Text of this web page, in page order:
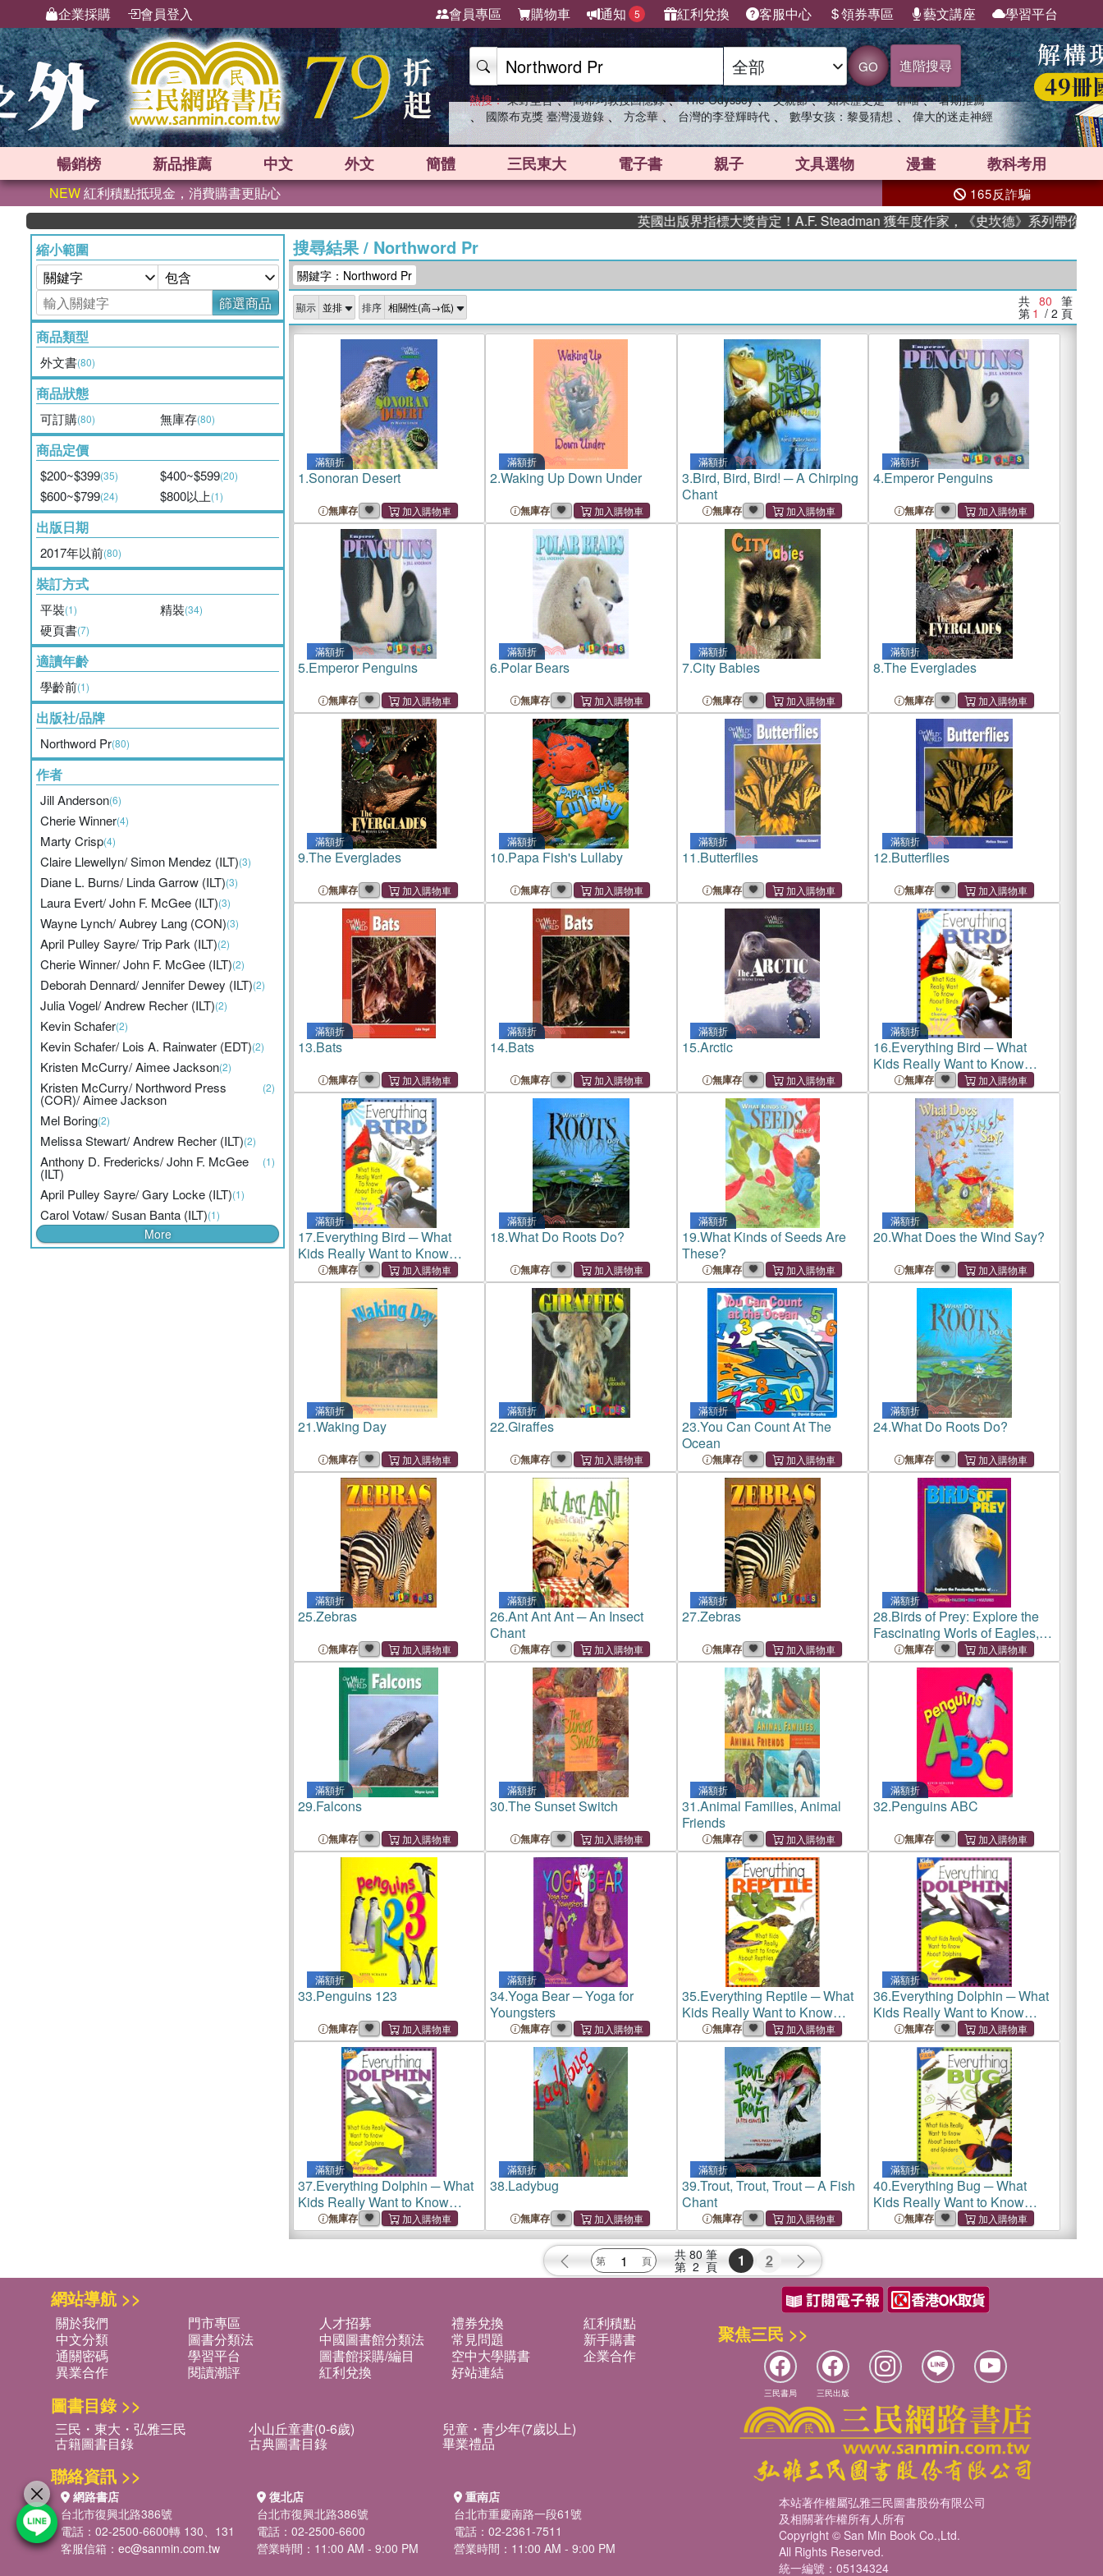
企業採購 會員登入 會員專區 購物車 通知 5 紅利兌換 客服中心 領券專區 藝文講座 學習平台
GO 進階搜尋
熱搜： 東野圭吾 、 高希均教授回憶錄 、 The Odyssey 、 父親節 、 如果歷史是一群喵 、 暑期推薦
、 國際布克獎 臺灣漫遊錄 、 方念華 、 台灣的李登輝時代 、 數學女孩：黎曼猜想 、 偉大的迷走神經
暢銷榜 新品推薦 中文 外文 簡體 三民東大 電子書 親子 文具選物 漫畫 教科考用
NEW紅利積點抵現金，消費購書更貼心 165反詐騙
英國出版界指標大獎肯定！A.F. Steadman 獲年度作家，《史坎德》系列帶你踏上熱血奇幻
縮小範圍
篩選商品
商品類型
外文書(80)
商品狀態
可訂購(80) 無庫存(80)
商品定價
$200~$399(35) $400~$599(20)
$600~$799(24) $800以上(1)
出版日期
2017年以前(80)
裝訂方式
平裝(1) 精裝(34)
硬頁書(7)
適讀年齡
學齡前(1)
出版社/品牌
Northword Pr(80)
作者
Jill Anderson(6)
Cherie Winner(4)
Marty Crisp(4)
Claire Llewellyn/ Simon Mendez (ILT)(3)
Diane L. Burns/ Linda Garrow (ILT)(3)
Laura Evert/ John F. McGee (ILT)(3)
Wayne Lynch/ Aubrey Lang (CON)(3)
April Pulley Sayre/ Trip Park (ILT)(2)
Cherie Winner/ John F. McGee (ILT)(2)
Deborah Dennard/ Jennifer Dewey (ILT)(2)
Julia Vogel/ Andrew Recher (ILT)(2)
Kevin Schafer(2)
Kevin Schafer/ Lois A. Rainwater (EDT)(2)
Kristen McCurry/ Aimee Jackson(2)
Kristen McCurry/ Northword Press
(COR)/ Aimee Jackson
(2)
Mel Boring(2)
Melissa Stewart/ Andrew Recher (ILT)(2)
Anthony D. Fredericks/ John F. McGee
(ILT)
(1)
April Pulley Sayre/ Gary Locke (ILT)(1)
Carol Votaw/ Susan Banta (ILT)(1)
More
搜尋結果/ Northword Pr
關鍵字：Northword Pr
顯示 排序 共 80 筆
第 1 / 2 頁
滿額折
1.Sonoran Desert
無庫存
滿額折
2.Waking Up Down Under
無庫存
滿額折
3.Bird, Bird, Bird! ─ A Chirping
Chant
無庫存
滿額折
4.Emperor Penguins
無庫存
滿額折
5.Emperor Penguins
無庫存
滿額折
6.Polar Bears
無庫存
滿額折
7.City Babies
無庫存
滿額折
8.The Everglades
無庫存
滿額折
9.The Everglades
無庫存
滿額折
10.Papa Fish's Lullaby
無庫存
滿額折
11.Butterflies
無庫存
滿額折
12.Butterflies
無庫存
滿額折
13.Bats
無庫存
滿額折
14.Bats
無庫存
滿額折
15.Arctic
無庫存
滿額折
16.Everything Bird ─ What
Kids Really Want to Know
About Birds
無庫存
滿額折
17.Everything Bird ─ What
Kids Really Want to Know
About Birds
無庫存
滿額折
18.What Do Roots Do?
無庫存
滿額折
19.What Kinds of Seeds Are
These?
無庫存
滿額折
20.What Does the Wind Say?
無庫存
滿額折
21.Waking Day
無庫存
滿額折
22.Giraffes
無庫存
滿額折
23.You Can Count At The
Ocean
無庫存
滿額折
24.What Do Roots Do?
無庫存
滿額折
25.Zebras
無庫存
滿額折
26.Ant Ant Ant ─ An Insect
Chant
無庫存
滿額折
27.Zebras
無庫存
滿額折
28.Birds of Prey: Explore the
Fascinating Worls of Eagles,
Falcons, Owls, Vultures
無庫存
滿額折
29.Falcons
無庫存
滿額折
30.The Sunset Switch
無庫存
滿額折
31.Animal Families, Animal
Friends
無庫存
滿額折
32.Penguins ABC
無庫存
滿額折
33.Penguins 123
無庫存
滿額折
34.Yoga Bear ─ Yoga for
Youngsters
無庫存
35.Everything Reptile ─ What
Kids Really Want to Know
About Reptiles
無庫存
滿額折
36.Everything Dolphin ─ What
Kids Really Want to Know
About Dolphins
無庫存
滿額折
37.Everything Dolphin ─ What
Kids Really Want to Know
About Dolphins
無庫存
滿額折
38.Ladybug
無庫存
滿額折
39.Trout, Trout, Trout ─ A Fish
Chant
無庫存
滿額折
40.Everything Bug ─ What
Kids Really Want to Know
About Insects and Spiders
無庫存
共 80 筆
第 2 頁 1 2
網站導航 >>
關於我們 門市專區 人才招募 禮券兌換
紅利積點
中文分類
圖書分類法 中國圖書館分類法 常見問題
新手購書
通關密碼
學習平台 圖書館採購/編目 空中大學購書
企業合作
異業合作
閱讀潮評 紅利兌換 好站連結
圖書目錄 >>
三民・東大・弘雅三民 小山丘童書(0-6歲) 兒童・青少年(7歲以上)
古籍圖書目錄 古典圖書目錄 畢業禮品
聯絡資訊 >>
網路書店
台北市復興北路386號
電話：02-2500-6600轉 130、131
客服信箱： ec@sanmin.com.tw
復北店
台北市復興北路386號
電話：02-2500-6600
營業時間：11:00 AM - 9:00 PM
重南店
台北市重慶南路一段61號
電話：02-2361-7511
營業時間：11:00 AM - 9:00 PM
聚焦三民 >>
三民書局 三民出版
本站著作權屬弘雅三民圖書股份有限公司
及相關著作權所有人所有
Copyright © San Min Book Co.,Ltd.
All Rights Reserved.
統一編號：05134324